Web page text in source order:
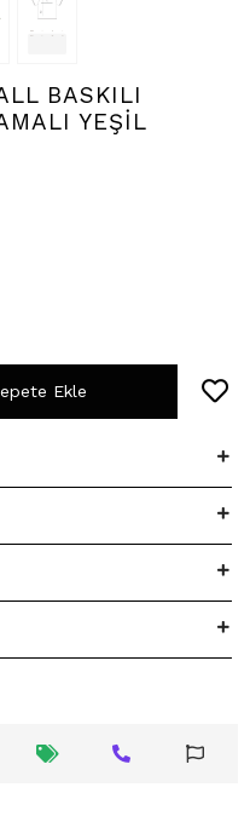
BASKILI
YEŞİL
Ekle